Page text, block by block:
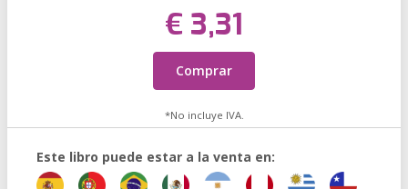
€ 3,31
Comprar
*No incluye IVA.
Este libro puede estar a la venta en: